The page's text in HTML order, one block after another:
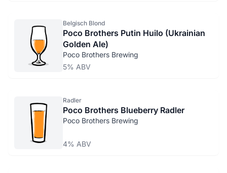
Belgisch Blond
Poco Brothers Putin Huilo (Ukrainian
Golden Ale)
Poco Brothers Brewing
5% ABV
Radler
Poco Brothers Blueberry Radler
Poco Brothers Brewing
4% ABV